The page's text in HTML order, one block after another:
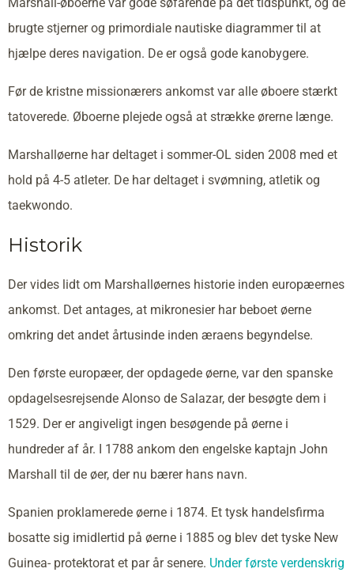
brugte stjerner og primordiale nautiske diagrammer til at
hjælpe deres navigation. De er også gode kanobygere.
Før de kristne missionærers ankomst var alle øboere stærkt
tatoverede. Øboerne plejede også at strække ørerne længe.
Marshalløerne har deltaget i sommer-OL siden 2008 med et
hold på 4-5 atleter. De har deltaget i svømning, atletik og
taekwondo.
Historik
Der vides lidt om Marshalløernes historie inden europæernes
ankomst. Det antages, at mikronesier har beboet øerne
omkring det andet årtusinde inden æraens begyndelse.
Den første europæer, der opdagede øerne, var den spanske
opdagelsesrejsende Alonso de Salazar, der besøgte dem i
1529. Der er angiveligt ingen besøgende på øerne i
hundreder af år. I 1788 ankom den engelske kaptajn John
Marshall til de øer, der nu bærer hans navn.
Spanien proklamerede øerne i 1874. Et tysk handelsfirma
bosatte sig imidlertid på øerne i 1885 og blev det tyske New
Guinea- protektorat et par år senere. Under første verdenskrig